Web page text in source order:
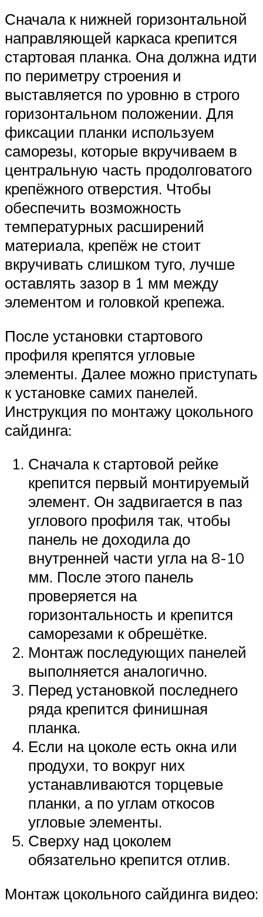
Сначала к нижней горизонтальной
направляющей каркаса крепится
стартовая планка. Она должна идти
по периметру строения и
выставляется по уровню в строго
горизонтальном положении. Для
фиксации планки используем
саморезы, которые вкручиваем в
центральную часть продолговатого
крепёжного отверстия. Чтобы
обеспечить возможность
температурных расширений
материала, крепёж не стоит
вкручивать слишком туго, лучше
оставлять зазор в 1 мм между
элементом и головкой крепежа.
После установки стартового
профиля крепятся угловые
элементы. Далее можно приступать
к установке самих панелей.
Инструкция по монтажу цокольного
сайдинга:
Сначала к стартовой рейке
крепится первый монтируемый
элемент. Он задвигается в паз
углового профиля так, чтобы
панель не доходила до
внутренней части угла на 8-10
мм. После этого панель
проверяется на
горизонтальность и крепится
саморезами к обрешётке.
Монтаж последующих панелей
выполняется аналогично.
Перед установкой последнего
ряда крепится финишная
планка.
Если на цоколе есть окна или
продухи, то вокруг них
устанавливаются торцевые
планки, а по углам откосов
угловые элементы.
Сверху над цоколем
обязательно крепится отлив.
Монтаж цокольного сайдинга видео: